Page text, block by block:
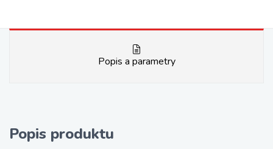
Popis a parametry
Popis produktu